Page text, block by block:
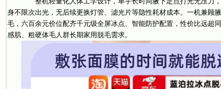
身不限次出光，无后续更换灯管、滤光片等隐性耗材成本。一机兼顾
毛，六百余元价位配齐千元级全屏冰点、智能防护配置，性价比远超
感肌、粗硬体毛人群长期家用脱毛需求。